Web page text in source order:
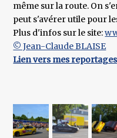
même sur la route. On
peut s'avérer utile pour
Plus d'infos sur le site:
© Jean-Claude BLAISE
Lien vers mes reportages